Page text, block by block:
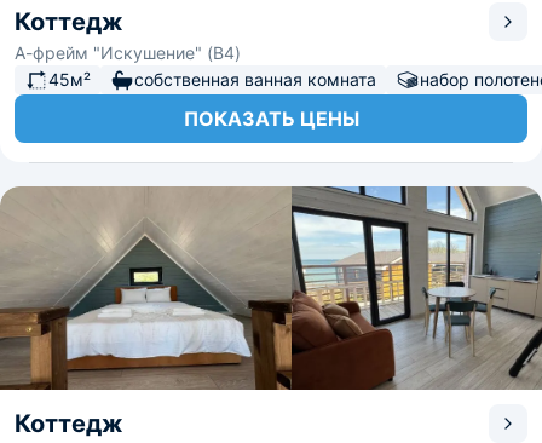
Коттедж
А-фрейм "Искушение" (B4)
45м²
собственная ванная комната набор
ПОКАЗАТЬ ЦЕНЫ
Коттедж